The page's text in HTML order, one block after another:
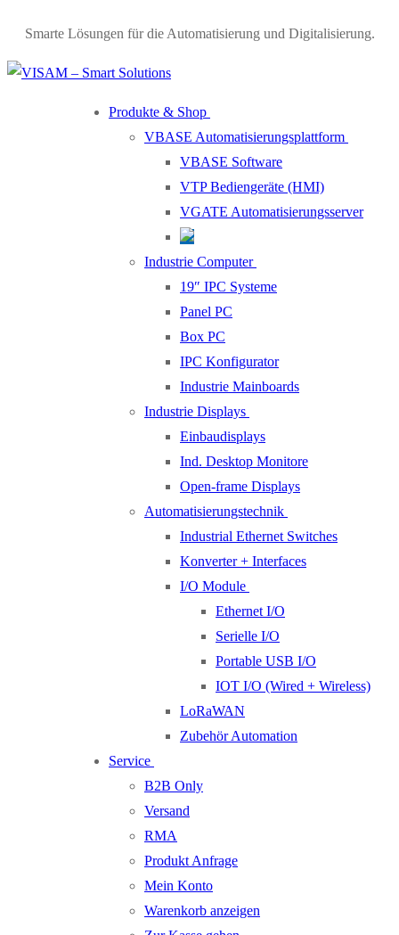
Smarte Lösungen für die Automatisierung und Digitalisierung.
Produkte & Shop
VBASE Automatisierungsplattform
VBASE Software
VTP Bediengeräte (HMI)
VGATE Automatisierungsserver
Industrie Computer
19″ IPC Systeme
Panel PC
Box PC
IPC Konfigurator
Industrie Mainboards
Industrie Displays
Einbaudisplays
Ind. Desktop Monitore
Open-frame Displays
Automatisierungstechnik
Industrial Ethernet Switches
Konverter + Interfaces
I/O Module
Ethernet I/O
Serielle I/O
Portable USB I/O
IOT I/O (Wired + Wireless)
LoRaWAN
Zubehör Automation
Service
B2B Only
Versand
RMA
Produkt Anfrage
Mein Konto
Warenkorb anzeigen